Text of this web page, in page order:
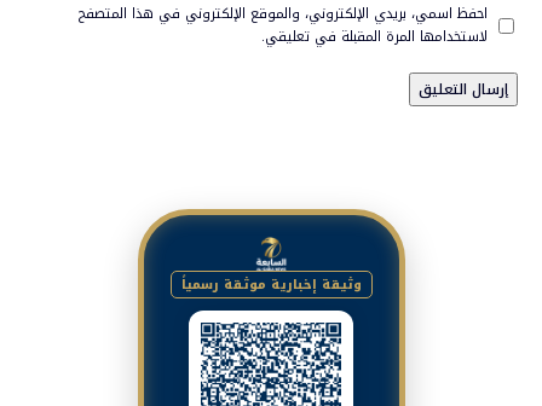
احفظ اسمي، بريدي الإلكتروني، والموقع الإلكتروني في هذا المتصفح
لاستخدامها المرة المقبلة في تعليقي.
وثيقة إخبارية موثقة رسمياً